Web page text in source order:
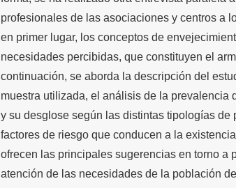
profesionales de las asociaciones y centros a
en primer lugar, los conceptos de
necesidades percibidas, que constituyen el
continuación, se aborda la descripción del
muestra utilizada, el análisis de la
y su desglose según las distintas tipologías de
factores de riesgo que conducen a la
ofrecen las principales sugerencias en torno a
atención de las necesidades de la población